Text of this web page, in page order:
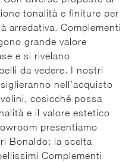
tonalità e finiture per
arredativa. Complementi
grande valore
e si rivelano
da vedere. I nostri
nell’acquisto
cosicché possa
e il valore estetico
presentiamo
Bonaldo: la scelta
Complementi